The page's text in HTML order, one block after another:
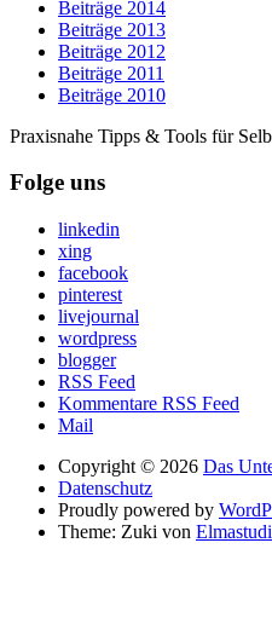
Beiträge 2014
Beiträge 2013
Beiträge 2012
Beiträge 2011
Beiträge 2010
Praxisnahe Tipps & Tools für
Folge uns
linkedin
xing
facebook
pinterest
livejournal
wordpress
blogger
RSS Feed
Kommentare RSS Feed
Mail
Copyright © 2026 Das
Datenschutz
Proudly powered by
Theme: Zuki von